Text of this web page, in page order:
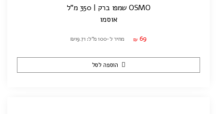
OSMO שמפו ברק | 350 מ"ל
אוסמו
₪ 69 מחיר ל-100 מ"ל: ₪19.71
הוספה לסל